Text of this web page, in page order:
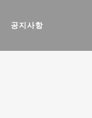
공지사항